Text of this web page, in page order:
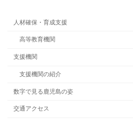
人材確保・育成支援
高等教育機関
支援機関
支援機関の紹介
数字で見る鹿児島の姿
交通アクセス